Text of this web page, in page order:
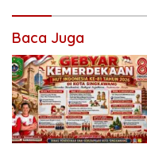
Baca Juga